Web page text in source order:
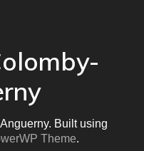
Built using
Theme.